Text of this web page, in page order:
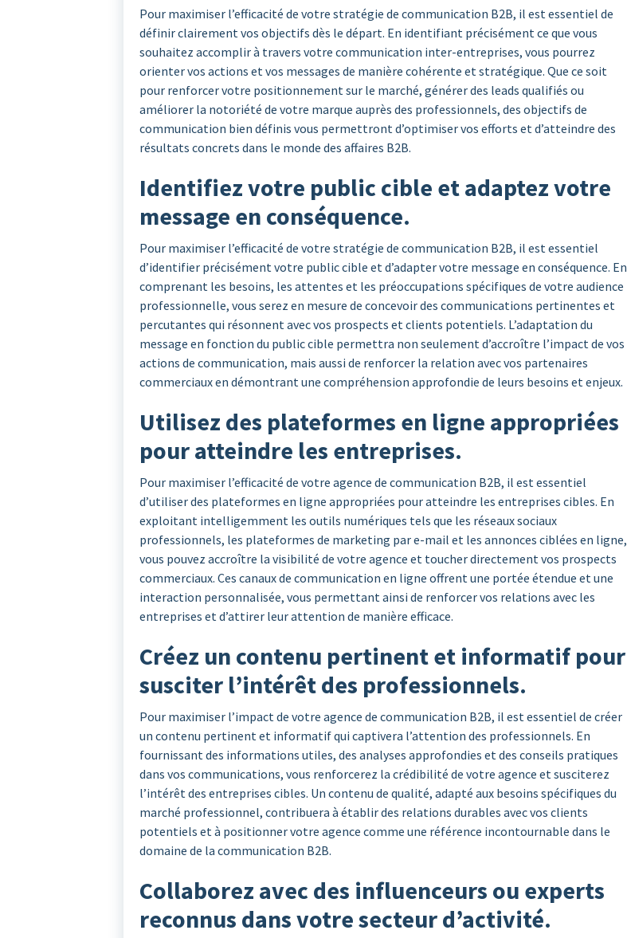
Pour maximiser l’efficacité de votre stratégie de communication B2B, il est essentiel de
définir clairement vos objectifs dès le départ. En identifiant précisément ce que vous
souhaitez accomplir à travers votre communication inter-entreprises, vous pourrez
orienter vos actions et vos messages de manière cohérente et stratégique. Que ce soit
pour renforcer votre positionnement sur le marché, générer des leads qualifiés ou
améliorer la notoriété de votre marque auprès des professionnels, des objectifs de
communication bien définis vous permettront d’optimiser vos efforts et d’atteindre des
résultats concrets dans le monde des affaires B2B.
Identifiez votre public cible et adaptez votre
message en conséquence.
Pour maximiser l’efficacité de votre stratégie de communication B2B, il est essentiel
d’identifier précisément votre public cible et d’adapter votre message en conséquence. En
comprenant les besoins, les attentes et les préoccupations spécifiques de votre audience
professionnelle, vous serez en mesure de concevoir des communications pertinentes et
percutantes qui résonnent avec vos prospects et clients potentiels. L’adaptation du
message en fonction du public cible permettra non seulement d’accroître l’impact de vos
actions de communication, mais aussi de renforcer la relation avec vos partenaires
commerciaux en démontrant une compréhension approfondie de leurs besoins et enjeux.
Utilisez des plateformes en ligne appropriées
pour atteindre les entreprises.
Pour maximiser l’efficacité de votre agence de communication B2B, il est essentiel
d’utiliser des plateformes en ligne appropriées pour atteindre les entreprises cibles. En
exploitant intelligemment les outils numériques tels que les réseaux sociaux
professionnels, les plateformes de marketing par e-mail et les annonces ciblées en ligne,
vous pouvez accroître la visibilité de votre agence et toucher directement vos prospects
commerciaux. Ces canaux de communication en ligne offrent une portée étendue et une
interaction personnalisée, vous permettant ainsi de renforcer vos relations avec les
entreprises et d’attirer leur attention de manière efficace.
Créez un contenu pertinent et informatif pour
susciter l’intérêt des professionnels.
Pour maximiser l’impact de votre agence de communication B2B, il est essentiel de créer
un contenu pertinent et informatif qui captivera l’attention des professionnels. En
fournissant des informations utiles, des analyses approfondies et des conseils pratiques
dans vos communications, vous renforcerez la crédibilité de votre agence et susciterez
l’intérêt des entreprises cibles. Un contenu de qualité, adapté aux besoins spécifiques du
marché professionnel, contribuera à établir des relations durables avec vos clients
potentiels et à positionner votre agence comme une référence incontournable dans le
domaine de la communication B2B.
Collaborez avec des influenceurs ou experts
reconnus dans votre secteur d’activité.